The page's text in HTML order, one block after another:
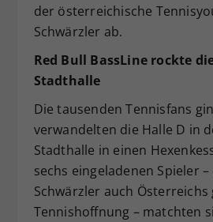
der österreichische
Schwärzler ab.
Red Bull BassLine rockte
Stadthalle
Die tausenden Tennisfans
verwandelten die Halle D in
Stadthalle in einen
sechs eingeladenen Spieler
Schwärzler auch Österreichs
Tennishoffnung – matchten